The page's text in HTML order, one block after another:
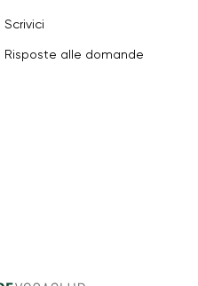
Scrivici
Risposte alle domande